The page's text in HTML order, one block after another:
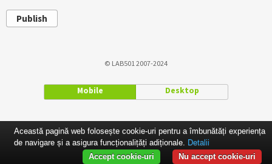
Publish
© LAB501 2007-2024
Mobile Desktop
Această pagină web folosește cookie-uri pentru a îmbunătăți experiența
de navigare și a asigura funcționalițăți adiționale. Detalii
Nu accept cookie-uri
Accept cookie-uri